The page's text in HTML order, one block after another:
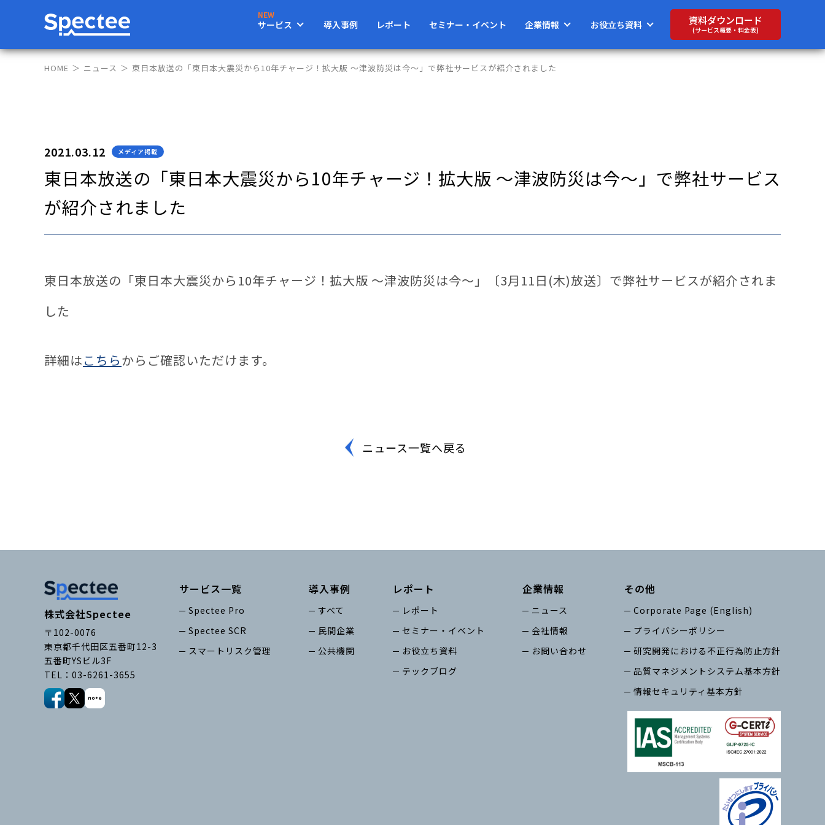
サービス 導入事例 レポート セミナー・イベント 企業情報 お役立ち資料 資料ダウンロード
(サービス概要・料金表)
HOME ニュース 東日本放送の「東日本大震災から10年チャージ！拡大版 ～津波防災は今～」で弊社サービスが紹介されました
2021.03.12 メディア掲載
東日本放送の「東日本大震災から10年チャージ！拡大版 ～津波防災は今～」で弊社サービス
が紹介されました
東日本放送の「東日本大震災から10年チャージ！拡大版 ～津波防災は今～」〔3月11日(木)放送〕で弊社サービスが紹介されま
した
詳細はこちらからご確認いただけます。
ニュース一覧へ戻る
株式会社Spectee
〒102-0076
東京都千代田区五番町12-3
五番町YSビル3F
TEL：03-6261-3655
サービス一覧
Spectee Pro
Spectee SCR
スマートリスク管理
導入事例
すべて
民間企業
公共機関
レポート
レポート
セミナー・イベント
お役立ち資料
テックブログ
企業情報
ニュース
会社情報
お問い合わせ
その他
Corporate Page (English)
プライバシーポリシー
研究開発における不正行為防止方針
品質マネジメントシステム基本方針
情報セキュリティ基本方針